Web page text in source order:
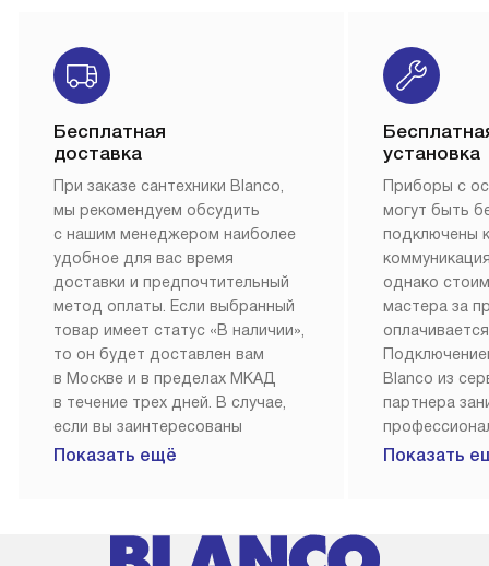
Бесплатная
доставка
При заказе сантехники Blanco,
мы рекомендуем обсудить
с нашим менеджером наиболее
удобное для вас время
доставки и предпочтительный
метод оплаты. Если выбранный
товар имеет статус «В наличии»,
то он будет доставлен вам
в Москве и в пределах МКАД
в течение трех дней. В случае,
если вы заинтересованы
в товаре, который доступен
менеджером на сайте. Товары
Показать ещё
установка
Приборы с
могут быть
подключены
однако
мастера за
Blanco из
партнера
Наш сервис
Показать